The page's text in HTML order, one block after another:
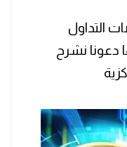
التداول
دعونا نشرح